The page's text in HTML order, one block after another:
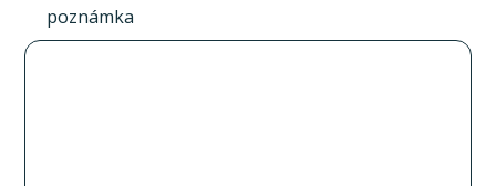
poznámka